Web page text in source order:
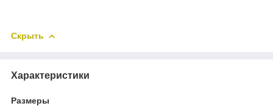
Скрыть
Характеристики
Размеры